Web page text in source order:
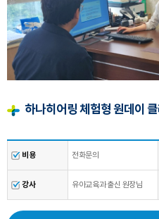
하나히어링 체험형 원데이
비용 전화문의
강사 유아교육과 출신 원장님